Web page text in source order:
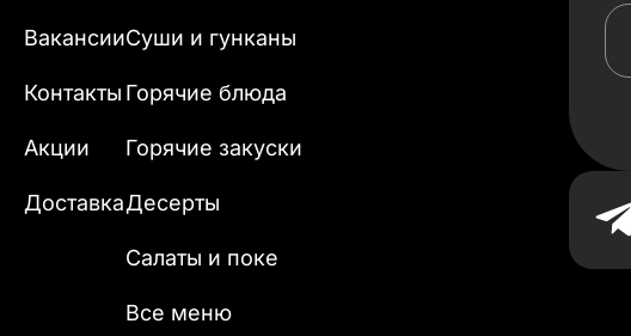
Вакансии
Контакты
Акции
Доставка
Суши и гунканы
Горячие блюда
Горячие закуски
Десерты
Салаты и поке
Все меню